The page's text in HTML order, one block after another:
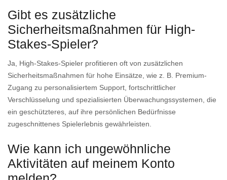
Gibt es zusätzliche
Sicherheitsmaßnahmen für High-
Stakes-Spieler?
Ja, High-Stakes-Spieler profitieren oft von zusätzlichen
Sicherheitsmaßnahmen für hohe Einsätze, wie z. B. Premium-
Zugang zu personalisiertem Support, fortschrittlicher
Verschlüsselung und spezialisierten Überwachungssystemen, die
ein geschützteres, auf ihre persönlichen Bedürfnisse
zugeschnittenes Spielerlebnis gewährleisten.
Wie kann ich ungewöhnliche
Aktivitäten auf meinem Konto